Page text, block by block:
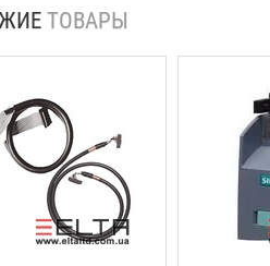
ТОВАРЫ